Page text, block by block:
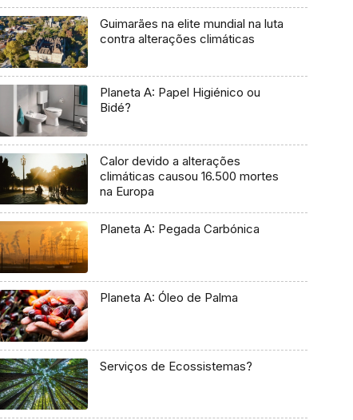
Guimarães na elite mundial na luta
contra alterações climáticas
Planeta A: Papel Higiénico ou
Bidé?
Calor devido a alterações
climáticas causou 16.500 mortes
na Europa
Planeta A: Pegada Carbónica
Planeta A: Óleo de Palma
Serviços de Ecossistemas?